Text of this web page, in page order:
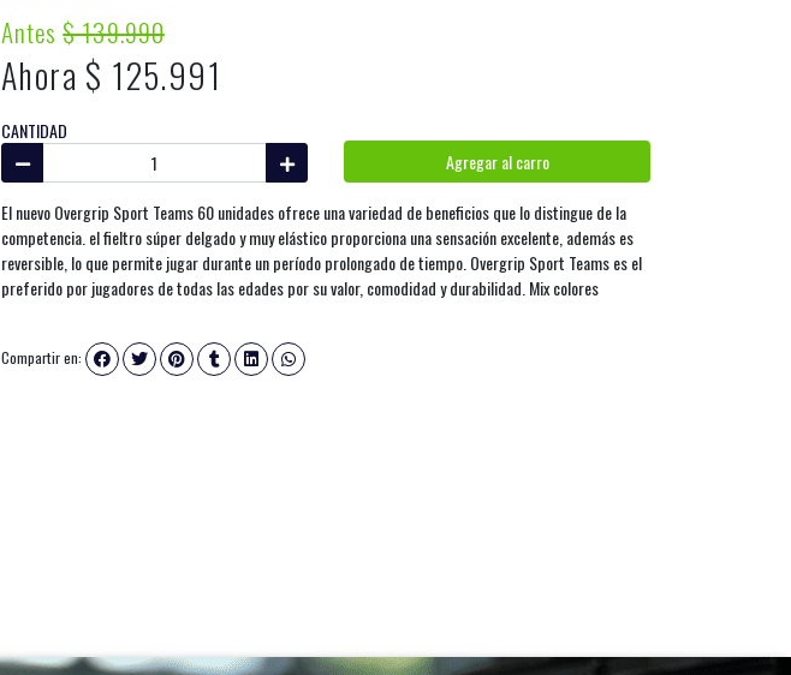
Antes$ 139.990
Ahora $ 125.991
CANTIDAD
Agregar al carro
El nuevo Overgrip Sport Teams 60 unidades ofrece una variedad de beneficios que lo distingue de la
competencia. el fieltro súper delgado y muy elástico proporciona una sensación excelente, además es
reversible, lo que permite jugar durante un período prolongado de tiempo. Overgrip Sport Teams es el
preferido por jugadores de todas las edades por su valor, comodidad y durabilidad. Mix colores
Compartir en: